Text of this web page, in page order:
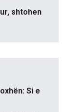
shtohen
Si e